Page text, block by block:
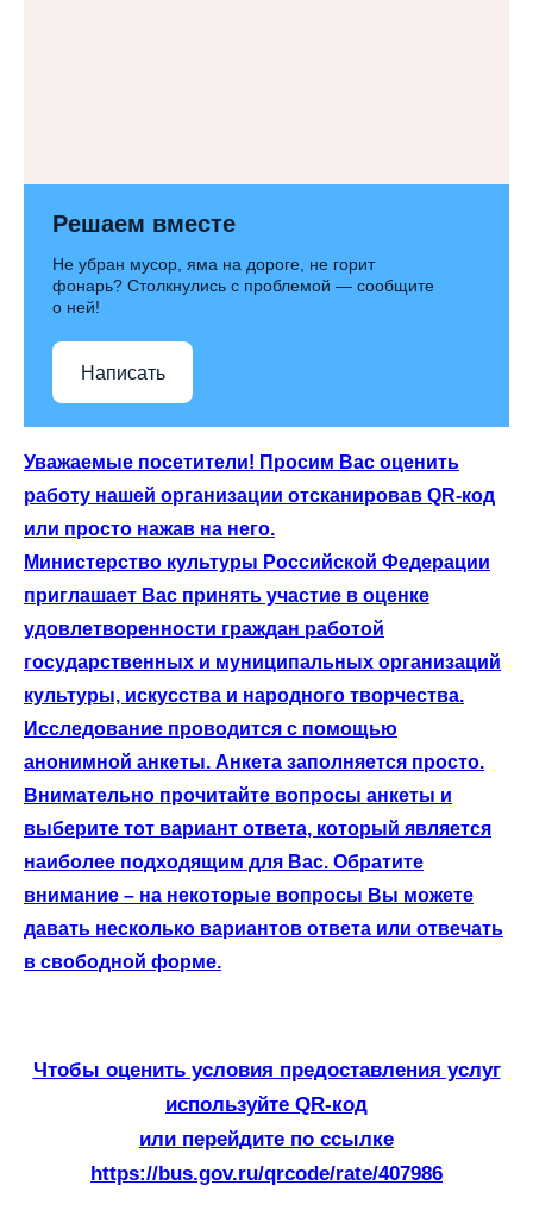
Решаем вместе
Не убран мусор, яма на дороге, не горит
фонарь? Столкнулись с проблемой — сообщите
о ней!
Написать
Уважаемые посетители! Просим Вас оценить
работу нашей организации отсканировав QR-код
или просто нажав на него.
Министерство культуры Российской Федерации
приглашает Вас принять участие в оценке
удовлетворенности граждан работой
государственных и муниципальных организаций
культуры, искусства и народного творчества.
Исследование проводится с помощью
анонимной анкеты. Анкета заполняется просто.
Внимательно прочитайте вопросы анкеты и
выберите тот вариант ответа, который является
наиболее подходящим для Вас. Обратите
внимание – на некоторые вопросы Вы можете
давать несколько вариантов ответа или отвечать
в свободной форме.
Чтобы оценить условия предоставления услуг
используйте QR-код
или перейдите по ссылке
https://bus.gov.ru/qrcode/rate/407986